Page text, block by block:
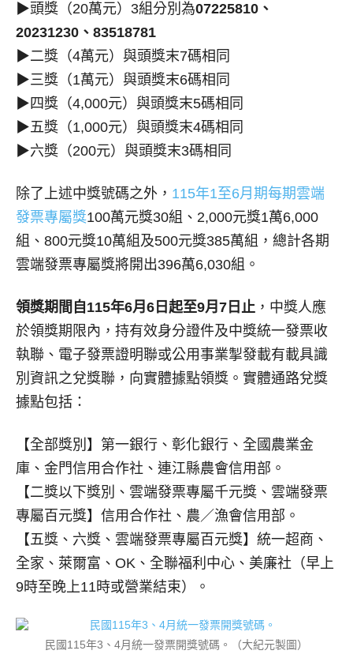
▶頭獎（20萬元）3組分別為07225810、
20231230、83518781
▶二獎（4萬元）與頭獎末7碼相同
▶三獎（1萬元）與頭獎末6碼相同
▶四獎（4,000元）與頭獎末5碼相同
▶五獎（1,000元）與頭獎末4碼相同
▶六獎（200元）與頭獎末3碼相同
除了上述中獎號碼之外， 115年1至6月期每期雲端
發票專屬獎100萬元獎30組、2,000元獎1萬6,000
組、800元獎10萬組及500元獎385萬組，總計各期
雲端發票專屬獎將開出396萬6,030組。
領獎期間自115年6月6日起至9月7日止 ，中獎人應
於領獎期限內，持有效身分證件及中獎統一發票收
執聯、電子發票證明聯或公用事業掣發載有載具識
別資訊之兌獎聯，向實體據點領獎。實體通路兌獎
據點包括：
【全部獎別】第一銀行、彰化銀行、全國農業金
庫、金門信用合作社、連江縣農會信用部。
【二獎以下獎別、雲端發票專屬千元獎、雲端發票
專屬百元獎】信用合作社、農／漁會信用部。
【五獎、六獎、雲端發票專屬百元獎】統一超商、
全家、萊爾富、OK、全聯福利中心、美廉社（早上
9時至晚上11時或營業結束）。
民國115年3、4月統一發票開獎號碼。（大紀元製圖）